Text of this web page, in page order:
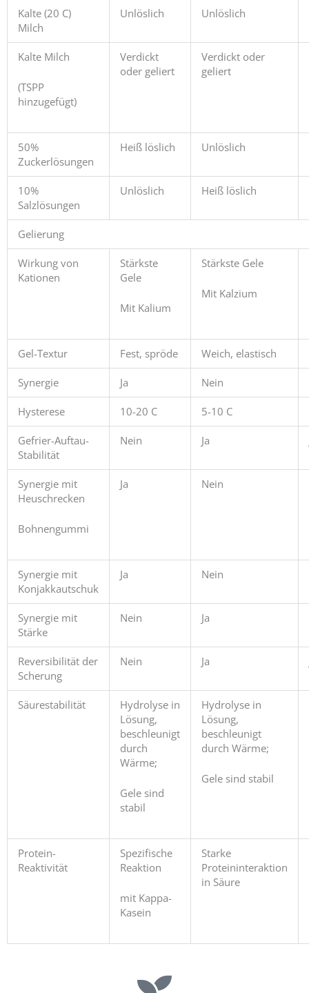
Kalte (20 C)
Milch
Unlöslich Unlöslich
Kalte Milch
(TSPP
hinzugefügt)
Verdickt
oder geliert
Verdickt oder
geliert
50%
Zuckerlösungen
Heiß löslich Unlöslich
10%
Salzlösungen
Unlöslich Heiß löslich
Gelierung
Wirkung von
Kationen
Stärkste
Gele
Mit Kalium
Stärkste Gele
Mit Kalzium
Gel-Textur Fest, spröde Weich, elastisch
Synergie Ja Nein
Hysterese 10-20 C 5-10 C
Gefrier-Auftau-
Stabilität
Nein Ja
Synergie mit
Heuschrecken
Bohnengummi
Ja Nein
Synergie mit
Konjakkautschuk
Ja Nein
Synergie mit
Stärke
Nein Ja
Reversibilität der
Scherung
Nein Ja
Säurestabilität
Hydrolyse in
Lösung,
beschleunigt
durch
Wärme;
Gele sind
stabil
Hydrolyse in
Lösung,
beschleunigt
durch Wärme;
Gele sind stabil
Protein-
Reaktivität
Spezifische
Reaktion
mit Kappa-
Kasein
Starke
Proteininteraktion
in Säure